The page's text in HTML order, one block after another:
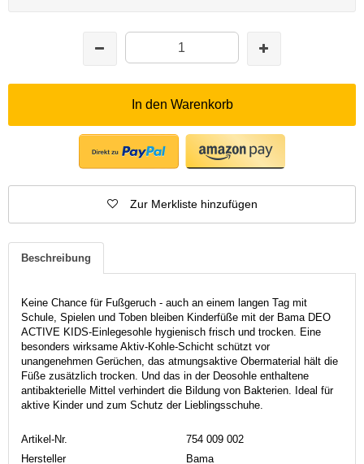
In den Warenkorb
Zur Merkliste hinzufügen
Beschreibung
Keine Chance für Fußgeruch - auch an einem langen Tag mit
Schule, Spielen und Toben bleiben Kinderfüße mit der Bama DEO
ACTIVE KIDS-Einlegesohle hygienisch frisch und trocken. Eine
besonders wirksame Aktiv-Kohle-Schicht schützt vor
unangenehmen Gerüchen, das atmungsaktive Obermaterial hält die
Füße zusätzlich trocken. Und das in der Deosohle enthaltene
antibakterielle Mittel verhindert die Bildung von Bakterien. Ideal für
aktive Kinder und zum Schutz der Lieblingsschuhe.
Artikel-Nr.
754 009 002
Hersteller
Bama